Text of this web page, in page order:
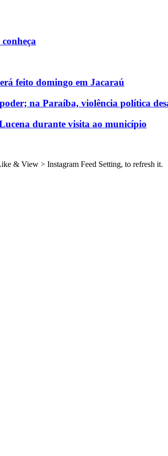
feito domingo em Jacaraú
na Paraíba, violência política
durante visita ao município
& View > Instagram Feed Setting, to refresh it.